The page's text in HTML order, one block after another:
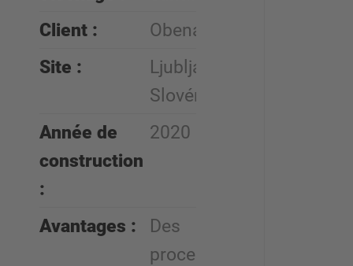
Client :
Obenauf
Site :
Ljubljana,
Slovénie
Année de
construction
:
2020
Avantages :
Des
processus